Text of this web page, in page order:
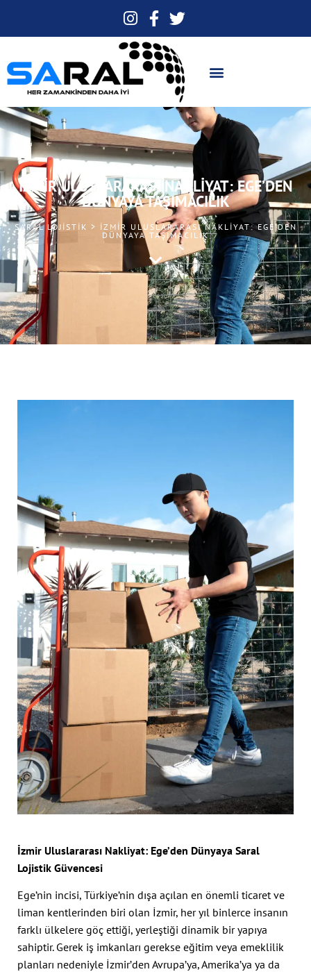
İZMIR ULUSLARARASI NAKLIYAT: EGE’DEN
DÜNYAYA TAŞIMACILIK
SARAL LOJISTIK > İZMIR ULUSLARARASI NAKLIYAT: EGE’DEN
DÜNYAYA TAŞIMACILIK
İzmir Uluslararası Nakliyat: Ege’den Dünyaya Saral
Lojistik Güvencesi
Ege’nin incisi, Türkiye’nin dışa açılan en önemli ticaret ve
liman kentlerinden biri olan İzmir, her yıl binlerce insanın
farklı ülkelere göç ettiği, yerleştiği dinamik bir yapıya
sahiptir. Gerek iş imkanları gerekse eğitim veya emeklilik
planları nedeniyle İzmir’den Avrupa’ya, Amerika’ya ya da